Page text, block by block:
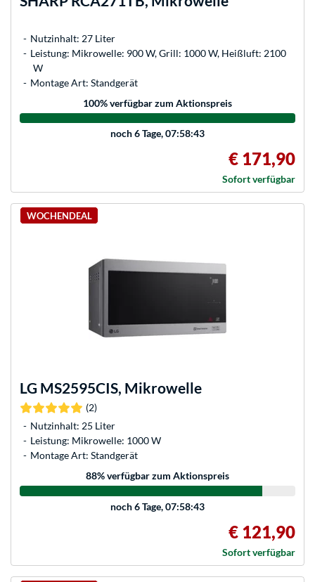
Nutzinhalt: 27 Liter
Leistung: Mikrowelle: 900 W, Grill: 1000 W, Heißluft: 2100
W
Montage Art: Standgerät
100% verfügbar zum Aktionspreis
noch6 Tage, 07:58:43
€ 171,90
Sofort verfügbar
WOCHENDEAL
LG MS2595CIS, Mikrowelle
(2)
Nutzinhalt: 25 Liter
Leistung: Mikrowelle: 1000 W
Montage Art: Standgerät
88% verfügbar zum Aktionspreis
noch6 Tage, 07:58:43
€ 121,90
Sofort verfügbar